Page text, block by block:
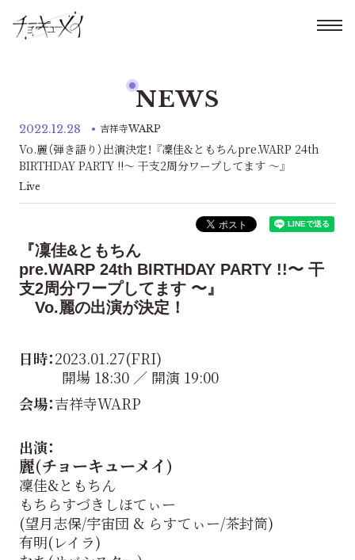
NEWS
2022.12.28 吉祥寺WARP
Vo.麗（弾き語り）出演決定！ 『凜佳&ともちんpre.WARP 24th
BIRTHDAY PARTY !!〜 干支2周分ワープしてます 〜』
Live
『凜佳&ともちん
pre.WARP 24th BIRTHDAY PARTY !!〜 干
支2周分ワープしてます 〜』
Vo.麗の出演が決定！
日時：2023.01.27(FRI)
開場 18:30 ／ 開演 19:00
会場：吉祥寺WARP
出演：
麗(チョーキューメイ)
凜佳&ともちん
もちらすづきしほてぃー
(望月志保/宇宙団 & らすてぃー/茶封筒)
有明(レイラ)